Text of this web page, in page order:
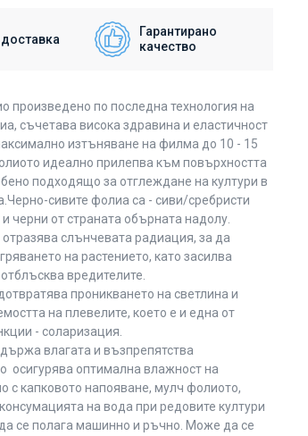
Гарантирано
качество
произведено по последна технология на
съчетава висока здравина и еластичност
изтъняване на филма до 10 - 15
идеално прилепва към повърхността
подходящо за отглеждане на култури в
сивите фолиа са - сиви/сребристи
черни от страната обърната надолу.
слънчевата радиация, за да
на растението, като засилва
вредителите.
проникването на светлина и
на плевелите, което е и една от
- соларизация.
влагата и възпрепятства
осигурява оптимална влажност на
с капковото напояване, мулч фолиото,
на вода при редовите култури
се полага машинно и ръчно. Може да се